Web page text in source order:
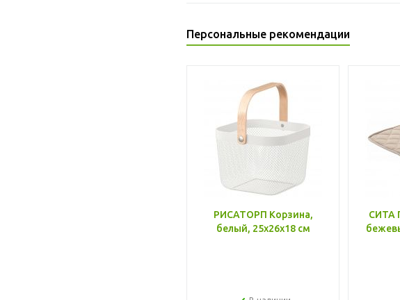
Персональные рекомендации
РИСАТОРП Корзина,
белый, 25x26x18 см
СИТА